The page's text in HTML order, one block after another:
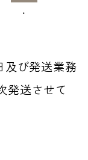
・
び発送業務
発送させて